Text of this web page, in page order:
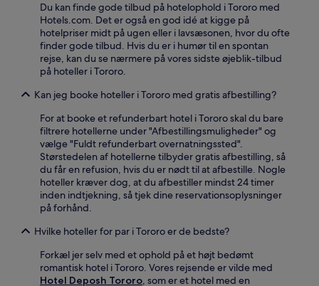
Du kan finde gode tilbud på hotelophold i Tororo med
Hotels.com. Det er også en god idé at kigge på
hotelpriser midt på ugen eller i lavsæsonen, hvor du ofte
finder gode tilbud. Hvis du er i humør til en spontan
rejse, kan du se nærmere på vores sidste øjeblik-tilbud
på hoteller i Tororo.
Kan jeg booke hoteller i Tororo med gratis afbestilling?
For at booke et refunderbart hotel i Tororo skal du bare
filtrere hotellerne under "Afbestillingsmuligheder" og
vælge "Fuldt refunderbart overnatningssted".
Størstedelen af hotellerne tilbyder gratis afbestilling, så
du får en refusion, hvis du er nødt til at afbestille. Nogle
hoteller kræver dog, at du afbestiller mindst 24 timer
inden indtjekning, så tjek dine reservationsoplysninger
på forhånd.
Hvilke hoteller for par i Tororo er de bedste?
Forkæl jer selv med et ophold på et højt bedømt
romantisk hotel i Tororo. Vores rejsende er vilde med
Hotel Deposh Tororo, som er et hotel med en